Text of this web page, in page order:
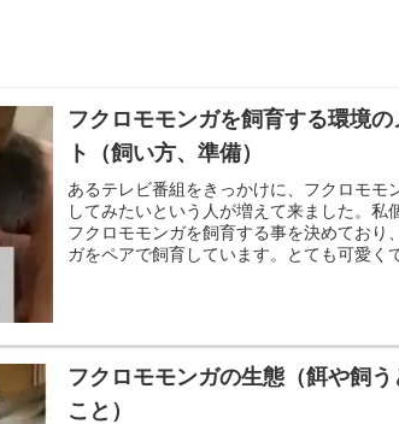
フクロモモンガを飼育する環境
ト（飼い方、準備）
あるテレビ番組をきっかけに、フクロモモ
してみたいという人が増えて来ました。私
フクロモモンガを飼育する事を決めており
ガをペアで飼育しています。とても可愛く
フクロモモンガの生態（餌や飼
こと）